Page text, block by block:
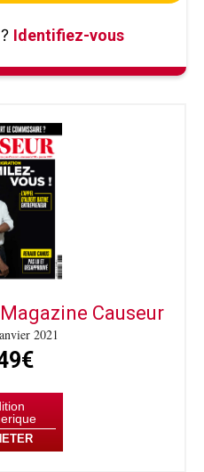
? Identifiez-vous
Causeur
2021